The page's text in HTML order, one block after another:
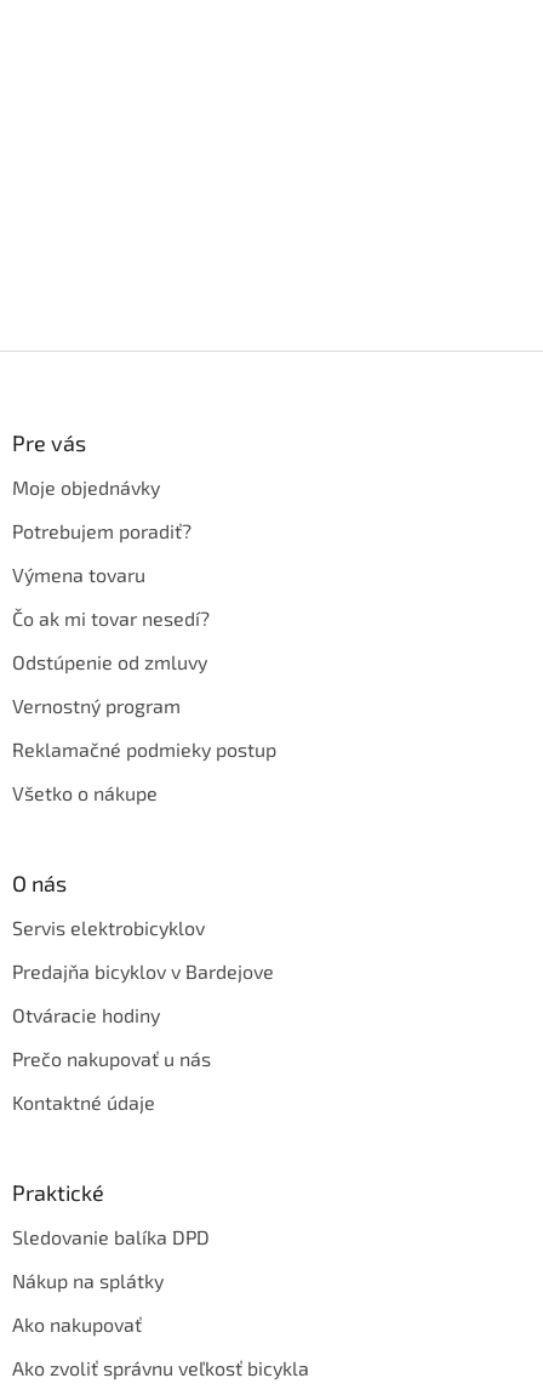
Pre vás
Moje objednávky
Potrebujem poradiť?
Výmena tovaru
Čo ak mi tovar nesedí?
Odstúpenie od zmluvy
Vernostný program
Reklamačné podmieky postup
Všetko o nákupe
O nás
Servis elektrobicyklov
Predajňa bicyklov v Bardejove
Otváracie hodiny
Prečo nakupovať u nás
Kontaktné údaje
Praktické
Sledovanie balíka DPD
Nákup na splátky
Ako nakupovať
Ako zvoliť správnu veľkosť bicykla